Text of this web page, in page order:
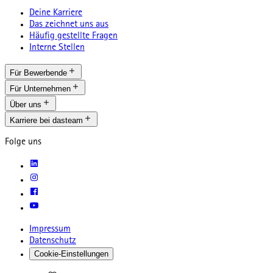
Deine Karriere
Das zeichnet uns aus
Häufig gestellte Fragen
Interne Stellen
Für Bewerbende
Für Unternehmen
Über uns
Karriere bei dasteam
Folge uns
Impressum
Datenschutz
Cookie-Einstellungen